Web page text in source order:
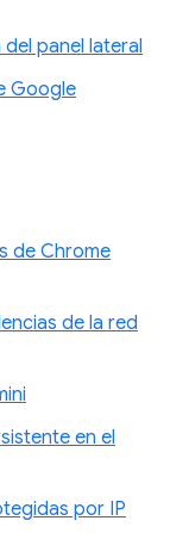
panel lateral
Google
de Chrome
de la red
en el
por IP